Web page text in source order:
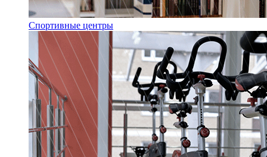
Спортивные центры